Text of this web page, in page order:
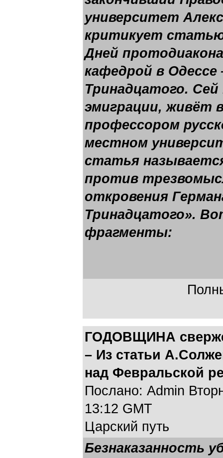
университет
критикует
Дней
кафедрой в
Тринадцатого.
эмиграции, живёт
профессором
местном
статья
против
откровения
Тринадцатого».
фрагменты:
ГОДОВЩИНА
– Из статьи
над Февральской
Послано: Admin
13:12 GMT
Царский путь
Безнаказанность